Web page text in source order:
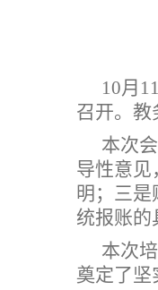
10月
召开。教
本次
导性意见
明；三是
统报账的
本次
奠定了坚